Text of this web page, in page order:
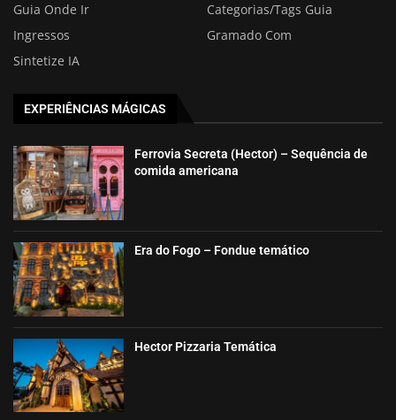
Guia Onde Ir
Categorias/Tags Guia
Ingressos
Gramado Com
Sintetize IA
EXPERIÊNCIAS MÁGICAS
Ferrovia Secreta (Hector) – Sequência de
comida americana
Era do Fogo – Fondue temático
Hector Pizzaria Temática